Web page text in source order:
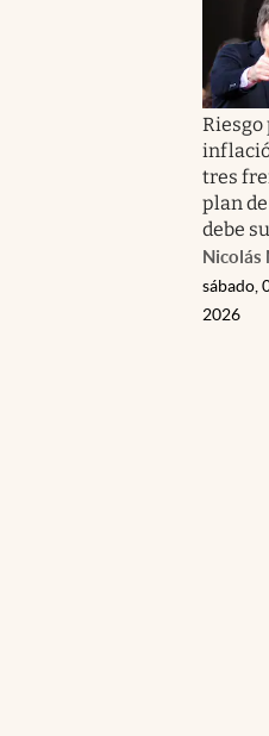
Riesgo
tres
plan
debe
Nicolás
sábado,
2026